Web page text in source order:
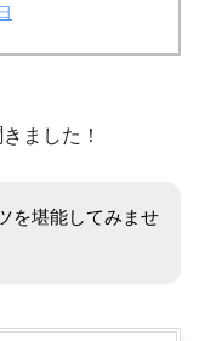
ました！
を堪能してみませ